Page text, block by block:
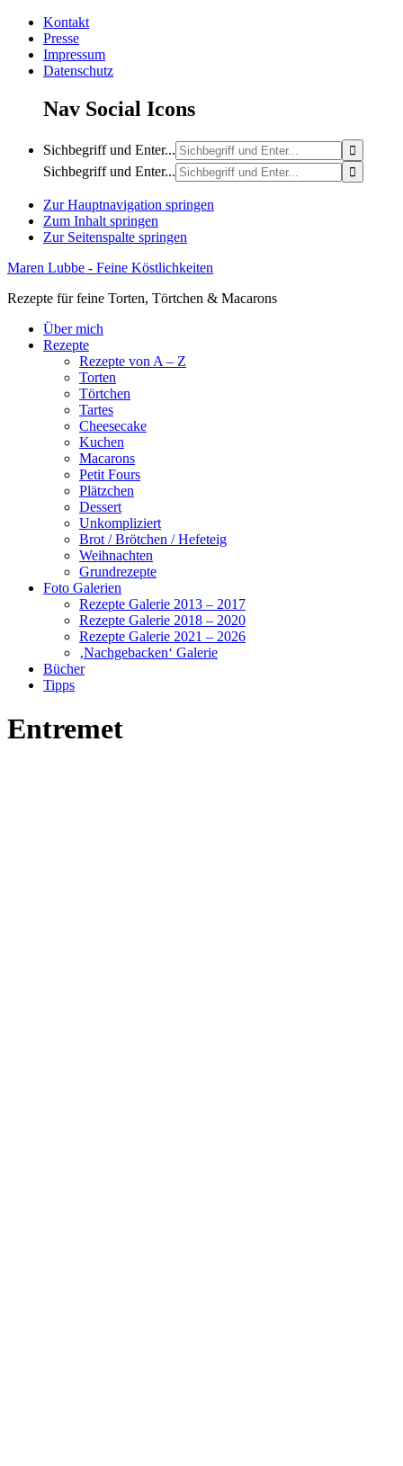
Kontakt
Presse
Impressum
Datenschutz
Nav Social Icons
Sichbegriff und Enter...
Sichbegriff und Enter...
Zur Hauptnavigation springen
Zum Inhalt springen
Zur Seitenspalte springen
Maren Lubbe - Feine Köstlichkeiten
Rezepte für feine Torten, Törtchen & Macarons
Über mich
Rezepte
Rezepte von A – Z
Torten
Törtchen
Tartes
Cheesecake
Kuchen
Macarons
Petit Fours
Plätzchen
Dessert
Unkompliziert
Brot / Brötchen / Hefeteig
Weihnachten
Grundrezepte
Foto Galerien
Rezepte Galerie 2013 – 2017
Rezepte Galerie 2018 – 2020
Rezepte Galerie 2021 – 2026
‚Nachgebacken‘ Galerie
Bücher
Tipps
Entremet